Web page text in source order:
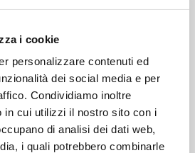
i cookie
personalizzare contenuti ed
dei social media e per
Condividiamo inoltre
in cui utilizzi il nostro sito con i
di analisi dei dati web,
i quali potrebbero combinarle
(https://